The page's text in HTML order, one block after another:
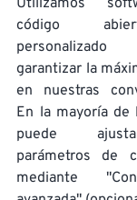
Utilizamos
código
garantizar la
en nuestras
En la mayoría de
puede
parámetros de
mediante